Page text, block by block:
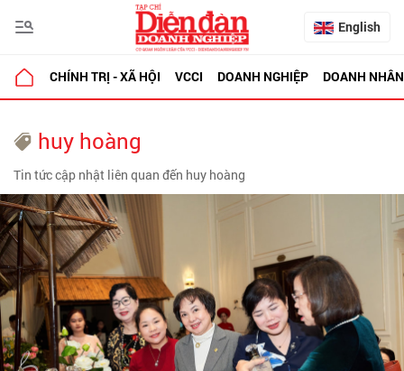
English
CHÍNH TRỊ - XÃ HỘI VCCI DOANH NGHIỆP DOANH NHÂN
huy hoàng
Tin tức cập nhật liên quan đến huy hoàng